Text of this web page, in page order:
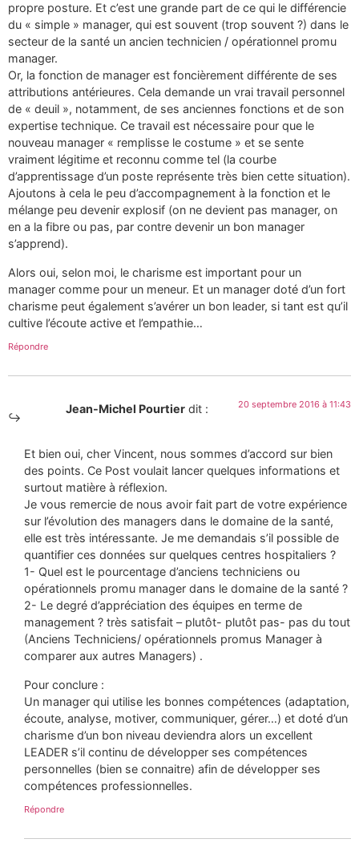
propre posture. Et c’est une grande part de ce qui le différencie
du « simple » manager, qui est souvent (trop souvent ?) dans le
secteur de la santé un ancien technicien / opérationnel promu
manager.
Or, la fonction de manager est foncièrement différente de ses
attributions antérieures. Cela demande un vrai travail personnel
de « deuil », notamment, de ses anciennes fonctions et de son
expertise technique. Ce travail est nécessaire pour que le
nouveau manager « remplisse le costume » et se sente
vraiment légitime et reconnu comme tel (la courbe
d’apprentissage d’un poste représente très bien cette situation).
Ajoutons à cela le peu d’accompagnement à la fonction et le
mélange peu devenir explosif (on ne devient pas manager, on
en a la fibre ou pas, par contre devenir un bon manager
s’apprend).
Alors oui, selon moi, le charisme est important pour un
manager comme pour un meneur. Et un manager doté d’un fort
charisme peut également s’avérer un bon leader, si tant est qu’il
cultive l’écoute active et l’empathie…
Répondre
Jean-Michel Pourtier dit : 20 septembre 2016 à 11:43
Et bien oui, cher Vincent, nous sommes d’accord sur bien
des points. Ce Post voulait lancer quelques informations et
surtout matière à réflexion.
Je vous remercie de nous avoir fait part de votre expérience
sur l’évolution des managers dans le domaine de la santé,
elle est très intéressante. Je me demandais s’il possible de
quantifier ces données sur quelques centres hospitaliers ?
1- Quel est le pourcentage d’anciens techniciens ou
opérationnels promu manager dans le domaine de la santé ?
2- Le degré d’appréciation des équipes en terme de
management ? très satisfait – plutôt- plutôt pas- pas du tout
(Anciens Techniciens/ opérationnels promus Manager à
comparer aux autres Managers) .
Pour conclure :
Un manager qui utilise les bonnes compétences (adaptation,
écoute, analyse, motiver, communiquer, gérer…) et doté d’un
charisme d’un bon niveau deviendra alors un excellent
LEADER s’il continu de développer ses compétences
personnelles (bien se connaitre) afin de développer ses
compétences professionnelles.
Répondre